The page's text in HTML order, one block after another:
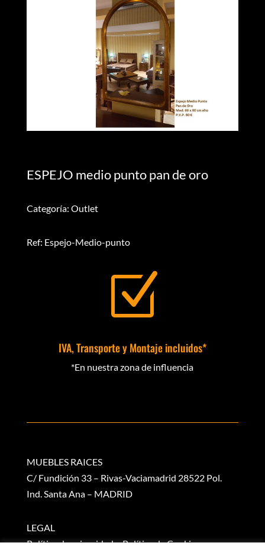
ESPEJO medio punto pan de oro
Categoría: Outlet
Ref: Espejo-Medio-punto
Z
IVA, Transporte y Montaje incluidos*
*En nuestra zona de influencia
MUEBLES RAICES
C/ Fundición 33 – Rivas-Vaciamadrid 28522 Pol.
Ind. Santa Ana – MADRID
LEGAL
Política de privacidad–Política de Cookies